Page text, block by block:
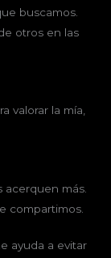
buscamos.
otros en las
valorar la mía,
más.
compartimos.
ayuda a evitar